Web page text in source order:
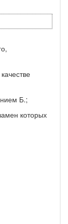
Б.;
которых